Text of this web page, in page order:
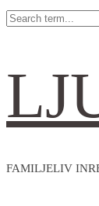
FAMILJELIV